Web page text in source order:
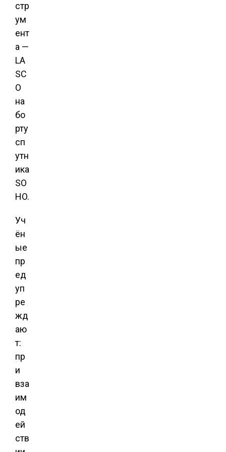
стр
ум
ент
а —
LA
SC
O
на
бо
рту
сп
утн
ика
SO
HO.
Уч
ён
ые
пр
ед
уп
ре
жд
аю
т:
пр
и
вза
им
од
ей
ств